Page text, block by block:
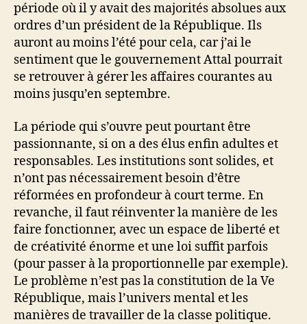
période où il y avait des majorités absolues aux
ordres d’un président de la République. Ils
auront au moins l’été pour cela, car j’ai le
sentiment que le gouvernement Attal pourrait
se retrouver à gérer les affaires courantes au
moins jusqu’en septembre.
La période qui s’ouvre peut pourtant être
passionnante, si on a des élus enfin adultes et
responsables. Les institutions sont solides, et
n’ont pas nécessairement besoin d’être
réformées en profondeur à court terme. En
revanche, il faut réinventer la manière de les
faire fonctionner, avec un espace de liberté et
de créativité énorme et une loi suffit parfois
(pour passer à la proportionnelle par exemple).
Le problème n’est pas la constitution de la Ve
République, mais l’univers mental et les
manières de travailler de la classe politique.